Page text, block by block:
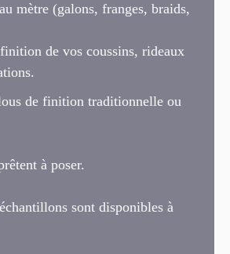
mètre (galons, franges, braids,
de vos coussins, rideaux
de finition traditionnelle ou
à poser.
sont disponibles à